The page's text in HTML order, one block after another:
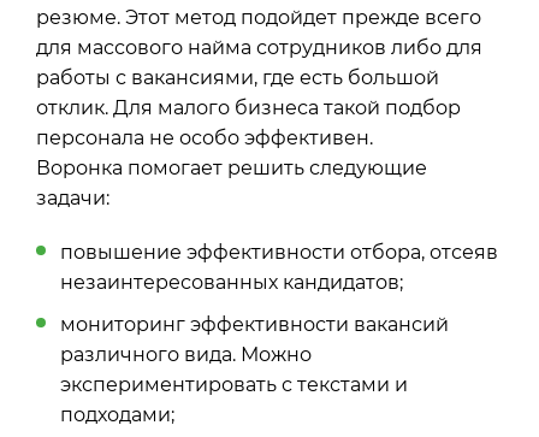
резюме. Этот метод подойдет прежде всего
для массового найма сотрудников либо для
работы с вакансиями, где есть большой
отклик. Для малого бизнеса такой подбор
персонала не особо эффективен.
Воронка помогает решить следующие
задачи:
повышение эффективности отбора, отсеяв
незаинтересованных кандидатов;
мониторинг эффективности вакансий
различного вида. Можно
экспериментировать с текстами и
подходами;